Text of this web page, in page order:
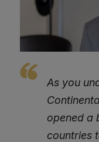
As you
opened a
countries